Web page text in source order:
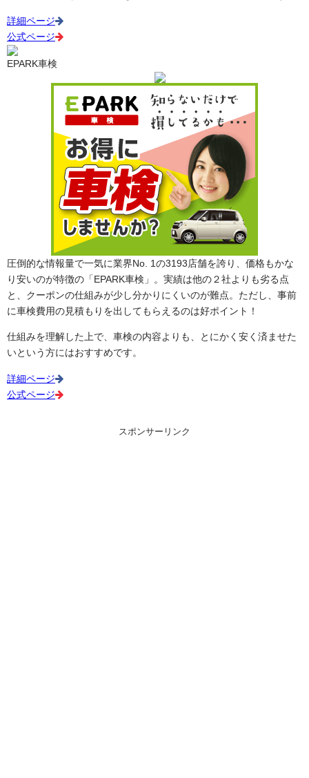
詳細ページ
公式ページ
EPARK車検
圧倒的な情報量で一気に業界No. 1の3193店舗を誇り、価格もかな
り安いのが特徴の「EPARK車検」。実績は他の２社よりも劣る点
と、クーポンの仕組みが少し分かりにくいのが難点。ただし、事前
に車検費用の見積もりを出してもらえるのは好ポイント！
仕組みを理解した上で、車検の内容よりも、とにかく安く済ませた
いという方にはおすすめです。
詳細ページ
公式ページ
スポンサーリンク